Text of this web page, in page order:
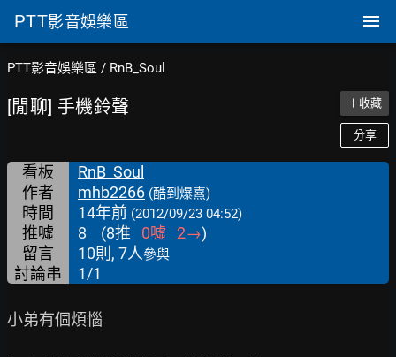
PTT影音娛樂區
PTT影音娛樂區 / RnB_Soul
[閒聊] 手機鈴聲 ＋收藏
分享
看板
RnB_Soul
作者
mhb2266 (酷到爆熹)
時間 14年前 (2012/09/23 04:52)
推噓 8 (8推 0噓 2→)
留言
10則, 7人參與
討論串 1/1
小弟有個煩惱